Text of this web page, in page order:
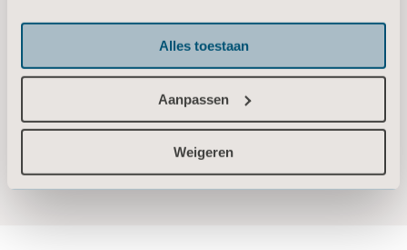
Alles toestaan
Aanpassen
Weigeren